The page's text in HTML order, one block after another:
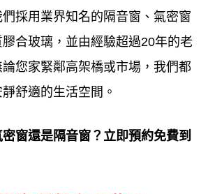
供免費估價，價錢實惠堅持用料
供
採用業界知名的隔音窗、氣密窗
合玻璃，並由經驗超過20年的老
您家緊鄰高架橋或市場，我們都
舒適的生活空間。
窗還是隔音窗？立即預約免費到